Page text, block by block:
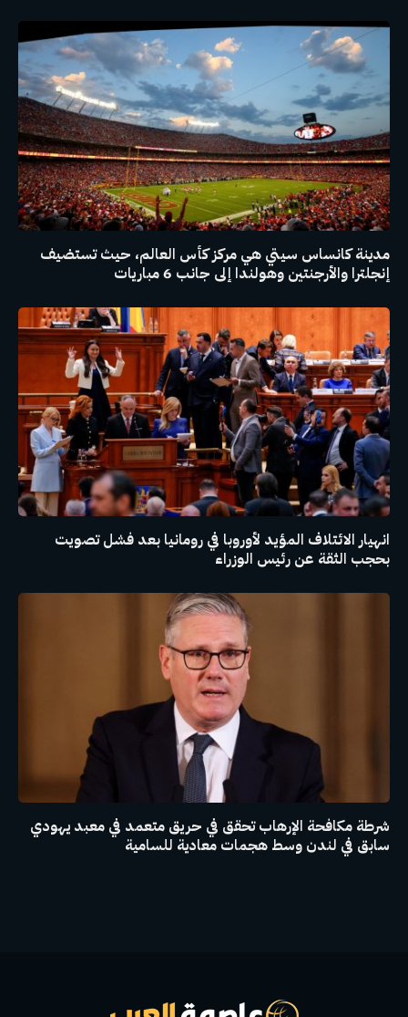
مدينة كانساس سيتي هي مركز كأس العالم، حيث تستضيف
إنجلترا والأرجنتين وهولندا إلى جانب 6 مباريات
انهيار الائتلاف المؤيد لأوروبا في رومانيا بعد فشل تصويت
بحجب الثقة عن رئيس الوزراء
شرطة مكافحة الإرهاب تحقق في حريق متعمد في معبد يهودي
سابق في لندن وسط هجمات معادية للسامية